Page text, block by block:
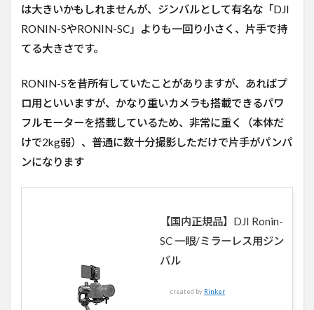
は大きいかもしれませんが、ジンバルとして有名な「DJI
RONIN-SやRONIN-SC」よりも一回り小さく、片手で持
てる大きさです。
RONIN-Sを昔所有していたことがありますが、あればプ
ロ用といいますが、かなり重いカメラも搭載できるパワ
フルモーターを搭載しているため、非常に重く（本体だ
けで2kg弱）、普通に数十分撮影しただけで片手がパンパ
ンになります
【国内正規品】DJI Ronin-
SC 一眼/ミラーレス用ジン
バル
created by Rinker